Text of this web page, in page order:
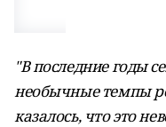
"В последние годы
необычные темпы
казалось, что это